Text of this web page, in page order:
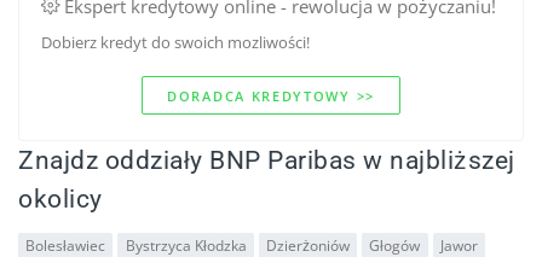
Ekspert kredytowy online - rewolucja w pożyczaniu!
Dobierz kredyt do swoich mozliwości!
DORADCA KREDYTOWY >>
Znajdz oddziały BNP Paribas w najbliższej
okolicy
Bolesławiec Bystrzyca Kłodzka Dzierżoniów Głogów
Jawor